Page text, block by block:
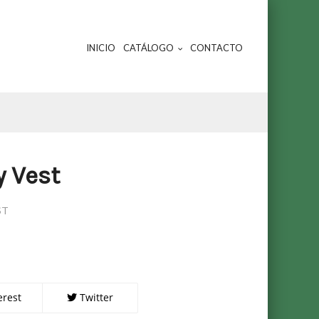
INICIO CATÁLOGO CONTACTO
Vest
Twitter